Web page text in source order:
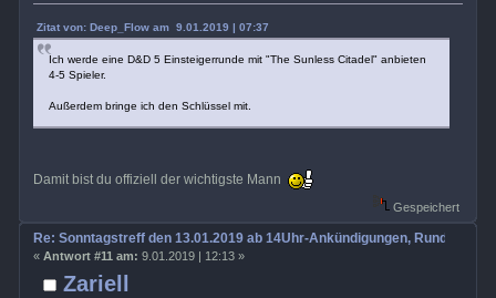
Zitat von: Deep_Flow am 9.01.2019 | 07:37
Ich werde eine D&D 5 Einsteigerrunde mit "The Sunless Citadel" anbieten
4-5 Spieler.
Außerdem bringe ich den Schlüssel mit.
Damit bist du offiziell der wichtigste Mann
Gespeichert
Zariell
Re: Sonntagstreff den 13.01.2019 ab 14Uhr-Ankündigungen,
« Antwort #11 am: 9.01.2019 | 12:13 »